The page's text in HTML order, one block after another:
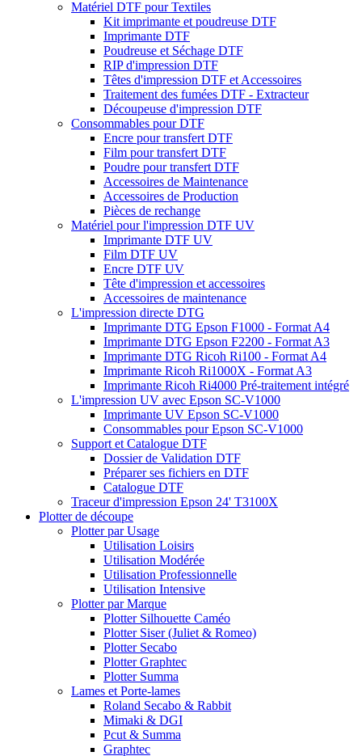
Matériel DTF pour Textiles
Kit imprimante et poudreuse DTF
Imprimante DTF
Poudreuse et Séchage DTF
RIP d'impression DTF
Têtes d'impression DTF et Accessoires
Traitement des fumées DTF - Extracteur
Découpeuse d'impression DTF
Consommables pour DTF
Encre pour transfert DTF
Film pour transfert DTF
Poudre pour transfert DTF
Accessoires de Maintenance
Accessoires de Production
Pièces de rechange
Matériel pour l'impression DTF UV
Imprimante DTF UV
Film DTF UV
Encre DTF UV
Tête d'impression et accessoires
Accessoires de maintenance
L'impression directe DTG
Imprimante DTG Epson F1000 - Format A4
Imprimante DTG Epson F2200 - Format A3
Imprimante DTG Ricoh Ri100 - Format A4
Imprimante Ricoh Ri1000X - Format A3
Imprimante Ricoh Ri4000 Pré-traitement intégré
L'impression UV avec Epson SC-V1000
Imprimante UV Epson SC-V1000
Consommables pour Epson SC-V1000
Support et Catalogue DTF
Dossier de Validation DTF
Préparer ses fichiers en DTF
Catalogue DTF
Traceur d'impression Epson 24' T3100X
Plotter de découpe
Plotter par Usage
Utilisation Loisirs
Utilisation Modérée
Utilisation Professionnelle
Utilisation Intensive
Plotter par Marque
Plotter Silhouette Caméo
Plotter Siser (Juliet & Romeo)
Plotter Secabo
Plotter Graphtec
Plotter Summa
Lames et Porte-lames
Roland Secabo & Rabbit
Mimaki & DGI
Pcut & Summa
Graphtec